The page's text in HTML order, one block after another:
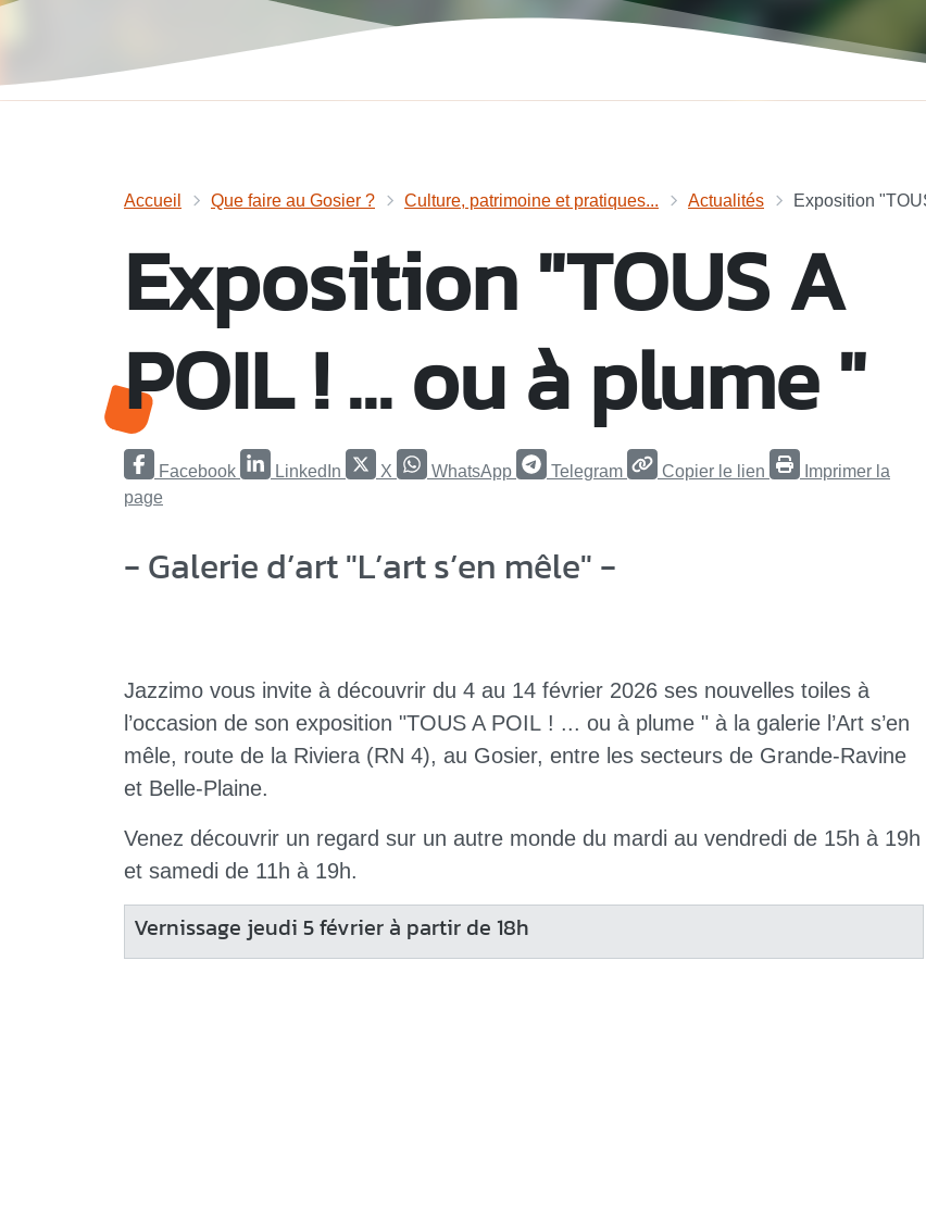
Accueil Que faire au Gosier ? Culture, patrimoine et pratiques... Actualités Exposition
Exposition "TOUS A
POIL ! ... ou à plume "
Facebook LinkedIn X WhatsApp Telegram Copier le lien
Imprimer la
page
- Galerie d’art "L’art s’en mêle" -
Jazzimo vous invite à découvrir du 4 au 14 février 2026 ses nouvelles toiles à
l’occasion de son exposition "TOUS A POIL ! ... ou à plume " à la galerie l’Art s’en
mêle, route de la Riviera (RN 4), au Gosier, entre les secteurs de Grande-Ravine
et Belle-Plaine.
Venez découvrir un regard sur un autre monde du mardi au vendredi de 15h à 19h
et samedi de 11h à 19h.
Vernissage jeudi 5 février à partir de 18h